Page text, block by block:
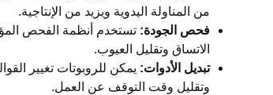
من المناولة اليدوية ويزيد من الإنتاجية.
فحص الجودة: تستخدم أنظمة الفحص
الاتساق وتقليل العيوب.
تبديل الأدوات: يمكن للروبوتات تغيير
وتقليل وقت التوقف عن العمل.